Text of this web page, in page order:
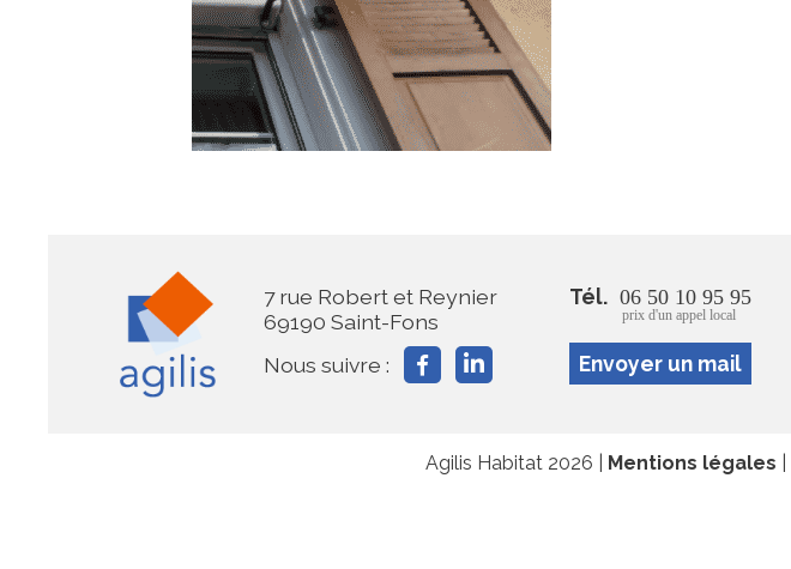
7 rue Robert et Reynier
69190 Saint-Fons
Nous suivre :
Tél. 06 50 10 95 95
prix d'un appel local
Envoyer un mail
Agilis Habitat 2026 | Mentions légales